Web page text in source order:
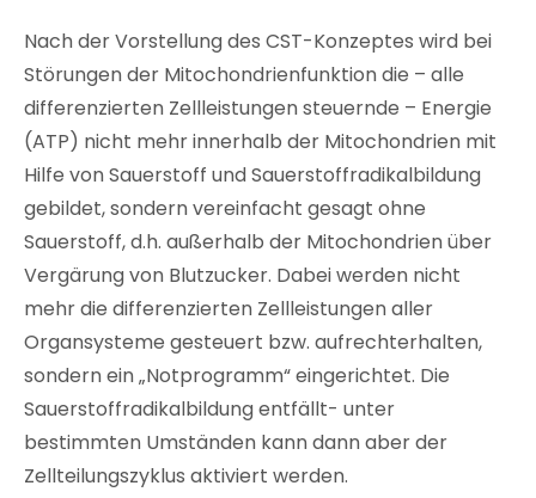
Nach der Vorstellung des CST-Konzeptes wird bei
Störungen der Mitochondrienfunktion die – alle
differenzierten Zellleistungen steuernde – Energie
(ATP) nicht mehr innerhalb der Mitochondrien mit
Hilfe von Sauerstoff und Sauerstoffradikalbildung
gebildet, sondern vereinfacht gesagt ohne
Sauerstoff, d.h. außerhalb der Mitochondrien über
Vergärung von Blutzucker. Dabei werden nicht
mehr die differenzierten Zellleistungen aller
Organsysteme gesteuert bzw. aufrechterhalten,
sondern ein „Notprogramm“ eingerichtet. Die
Sauerstoffradikalbildung entfällt- unter
bestimmten Umständen kann dann aber der
Zellteilungszyklus aktiviert werden.